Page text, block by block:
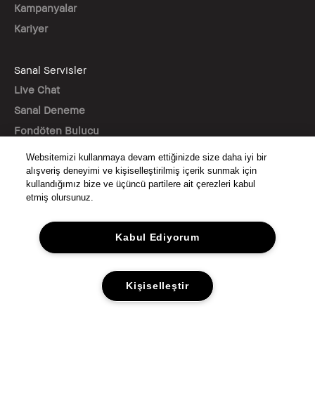
Kampanyalar
Kariyer
Sanal Servisler
Live Chat
Sanal Deneme
Fondöten Bulucu
BİZİ TAKİP EDİN
© Bobbi Brown Kozmetik. Tüm hakları saklıdır.
KVKK AYDINLATMA METNİ
Websitemizi kullanmaya devam ettiğinizde size daha iyi bir
alışveriş deneyimi ve kişiselleştirilmiş içerik sunmak için
kullandığımız bize ve üçüncü partilere ait çerezleri kabul
etmiş olursunuz.
Kabul Ediyorum
Kişiselleştir